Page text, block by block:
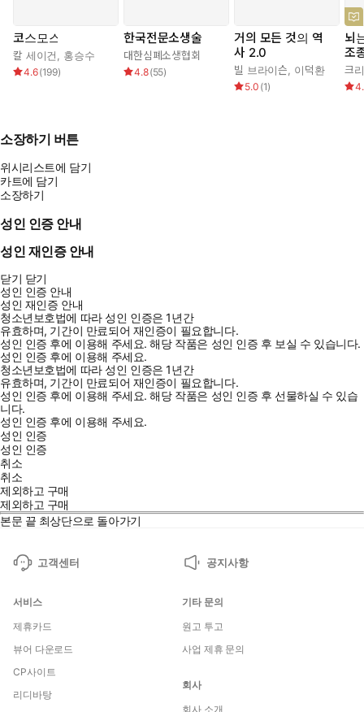
코스모스
칼 세이건, 홍승수
4.6(199)
한국전문소생술
대한심폐소생협회
4.8(55)
거의 모든 것의 역
사 2.0
빌 브라이슨, 이덕환
5.0 (1)
뇌
조
크
소장하기 버튼
위시리스트에 담기
카트에 담기
소장하기
성인 인증 안내
성인 재인증 안내
닫기 닫기
성인 인증 안내
성인 재인증 안내
청소년보호법에 따라 성인 인증은 1년간
유효하며, 기간이 만료되어 재인증이 필요합니다.
성인 인증 후에 이용해 주세요.해당 작품은 성인 인증 후 보실 수 있습니다.
성인 인증 후에 이용해 주세요.
청소년보호법에 따라 성인 인증은 1년간
유효하며, 기간이 만료되어 재인증이 필요합니다.
성인 인증 후에 이용해 주세요.해당 작품은 성인 인증 후 선물하실 수 있습
니다.
성인 인증 후에 이용해 주세요.
성인 인증
성인 인증
취소
취소
제외하고 구매
제외하고 구매
본문 끝 최상단으로 돌아가기
고객센터 공지사항
서비스
제휴카드
뷰어 다운로드
CP사이트
리디바탕
기타 문의
원고 투고
사업 제휴 문의
회사
회사 소개